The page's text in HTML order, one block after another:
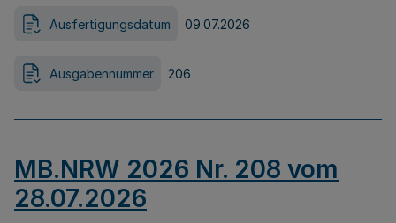
Ausfertigungsdatum 09.07.2026
Ausgabennummer 206
MB.NRW 2026 Nr. 208 vom
28.07.2026